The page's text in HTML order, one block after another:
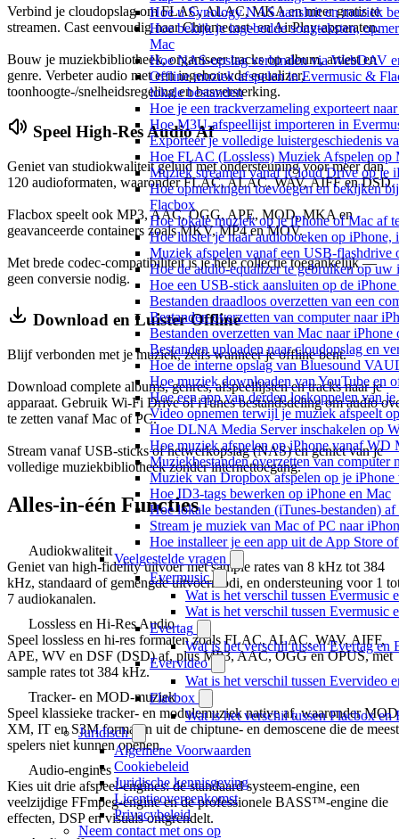
Hoe u Synology NAS aansluit en muziek
Hoe bekijk je ingebedde songteksten,
Mac
Hoe NAS-opslag verbinden via WebDAV
Offline muziek afspelen in Evermusic &
lokale bestanden
Hoe je een trackverzameling exporteert
Hoe M3U-afspeellijst importeren in
Exporteer je volledige luistergeschiedenis
Hoe FLAC (Lossless) Muziek Afspelen op
Muziek streamen vanaf iCloud Drive op je
Hoe opmerkingen toevoegen en bekijken
Flacbox
Hoe lokale muziek op je iPhone of Mac af
Hoe luister je naar audioboeken op iPhone,
Muziek afspelen vanaf een USB-
Hoe de audio-equalizer te gebruiken op
Hoe een USB-stick aansluiten op de
Bestanden draadloos overzetten van een
Bestanden overzetten van computer naar
Bestanden overzetten van Mac naar
Bestanden uploaden naar cloudopslag en
Hoe de interne opslag van Bluesound
Hoe muziek downloaden van YouTube en
Hoe een app van derden loskoppelen van
Video opnemen terwijl je muziek afspeelt
Hoe DLNA Media Server inschakelen op
Hoe muziek afspelen op iPhone vanaf WD
Muziekbestanden overzetten van
Muziek van Dropbox afspelen op je
Hoe ID3-tags bewerken op iPhone en Mac
Hoe lokale bestanden (iTunes-bestanden)
Stream je muziek van Mac of PC naar
Hoe installeer je een app uit de App Store
Veelgestelde vragen
Evermusic
Wat is het verschil tussen Evermusic
Wat is het verschil tussen Evermusic
Evertag
Wat is het verschil tussen Evertag en
Evervideo
Wat is het verschil tussen Evervideo
Flacbox
Wat is het verschil tussen Flacbox en
Juridisch
Algemene Voorwaarden
Cookiebeleid
Juridische kennisgeving
Licentieovereenkomst
Privacybeleid
Neem contact met ons op
Verbind je cloudopslag om FLAC, ALAC, MKA en meer gratis te
streamen. Cast eenvoudig naar Chromecast- en AirPlay-apparaten.
Bouw je muziekbibliotheek, organiseer tracks op album, artiest en
genre. Verbeter audio met een ingebouwde equalizer,
toonhoogte-/snelheidsregeling en basversterking.
Speel High-Res Audio Af
Geniet van studiokwaliteit geluid met ondersteuning voor meer dan
120 audioformaten, waaronder FLAC, ALAC, WAV, AIFF en DSD.
Flacbox speelt ook MP3, AAC, OGG, APE, MOD, MKA en
geavanceerde containers zoals MKV, MP4 en MOV.
Met brede codec-compatibiliteit is je hele collectie toegankelijk —
geen conversie nodig.
Download en Luister Offline
Blijf verbonden met je muziek, zelfs wanneer je offline bent.
Download complete albums, genres, afspeellijsten en tracks naar je
apparaat. Gebruik Wi-Fi Drive of iTunes bestandsdeling om audio
te zetten vanaf Mac of PC.
Stream vanaf USB-sticks of netwerkopslag (NAS) en geniet van je
volledige muziekbibliotheek zonder internettoegang.
Alles-in-één Functies
Audiokwaliteit
Geniet van high-fidelity uitvoer met sample rates van 8 kHz tot 384
kHz, standaard of gemengde uitvoermodi, en ondersteuning voor 1
7 audiokanalen.
Lossless en Hi-Res Audio
Speel lossless en hi-res formaten zoals FLAC, ALAC, WAV, AIFF,
APE, WV en DSF (DSD) af, plus MP3, AAC, OGG en OPUS, met
sample rates tot 384 kHz.
Tracker- en MOD-muziek
Speel klassieke tracker- en modulemuziek native af, waaronder
XM, IT en S3M formaten uit de chiptune- en demoscene die de
spelers niet kunnen openen.
Audio-engines
Kies uit drie afspeel-engines: de standaard systeem-engine, een
veelzijdige FFmpeg-engine en de professionele BASS™-engine die
effecten, DSP en visuals ontgrendelt.